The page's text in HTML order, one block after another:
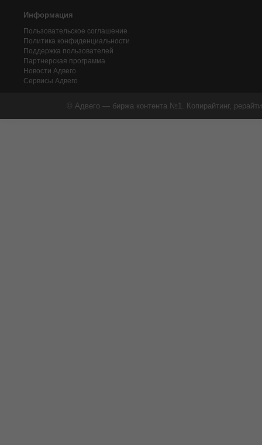
Информация
Пользовательское соглашение
Политика конфиденциальности
Поддержка пользователей
Партнерская программа
Новости Адвего
Сервисы Адвего
© Адвего — биржа контента №1. Копирайтинг,